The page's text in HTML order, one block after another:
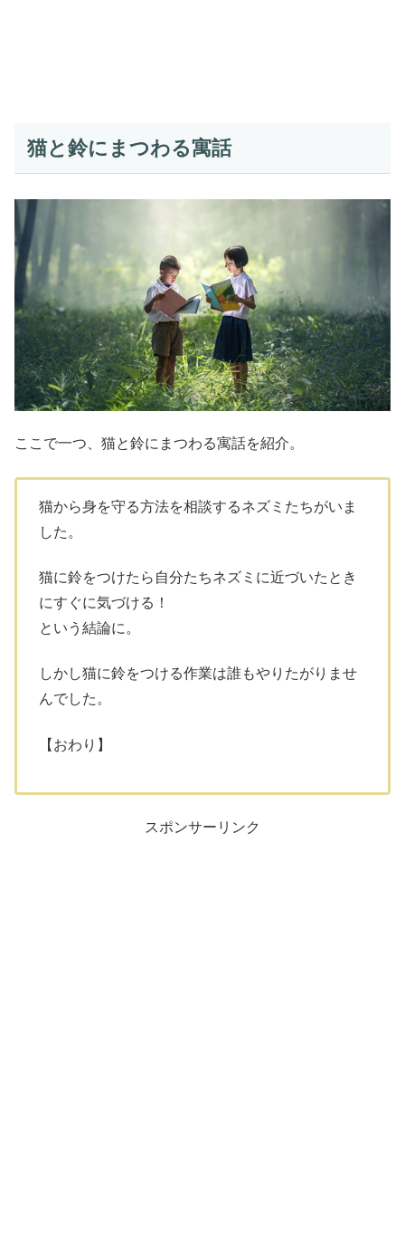
猫と鈴にまつわる寓話
ここで一つ、猫と鈴にまつわる寓話を紹介。
猫から身を守る方法を相談するネズミたちがいま
した。
猫に鈴をつけたら自分たちネズミに近づいたとき
にすぐに気づける！
という結論に。
しかし猫に鈴をつける作業は誰もやりたがりませ
んでした。
【おわり】
スポンサーリンク